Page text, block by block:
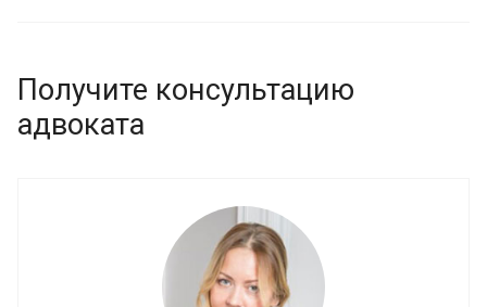
Получите консультацию
адвоката